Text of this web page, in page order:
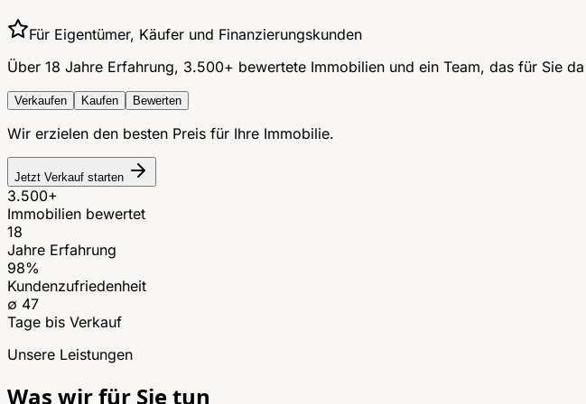
Für Eigentümer, Käufer und Finanzierungskunden
Über 18 Jahre Erfahrung, 3.500+ bewertete Immobilien und ein Team, das für Sie
Verkaufen Kaufen Bewerten
Wir erzielen den besten Preis für Ihre Immobilie.
Jetzt Verkauf starten
3.500+
Immobilien bewertet
18
Jahre Erfahrung
98%
Kundenzufriedenheit
∅ 47
Tage bis Verkauf
Unsere Leistungen
Was wir für Sie tun